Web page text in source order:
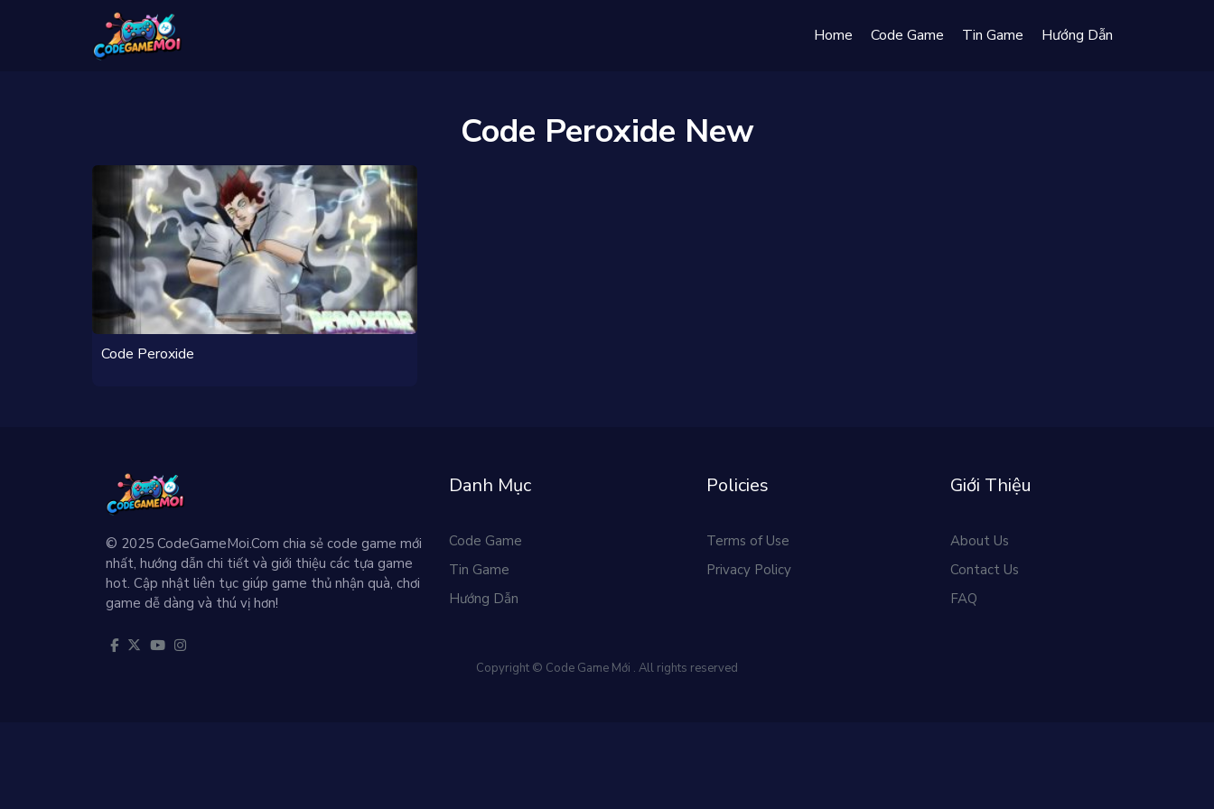
Home Code Game Tin Game Hướng Dẫn
Code Peroxide New
Code Peroxide
© 2025 CodeGameMoi.Com chia sẻ code game mới
nhất, hướng dẫn chi tiết và giới thiệu các tựa game
hot. Cập nhật liên tục giúp game thủ nhận quà, chơi
game dễ dàng và thú vị hơn!
Danh Mục
Code Game
Tin Game
Hướng Dẫn
Policies
Terms of Use
Privacy Policy
Giới Thiệu
About Us
Contact Us
FAQ
Copyright © Code Game Mới . All rights reserved